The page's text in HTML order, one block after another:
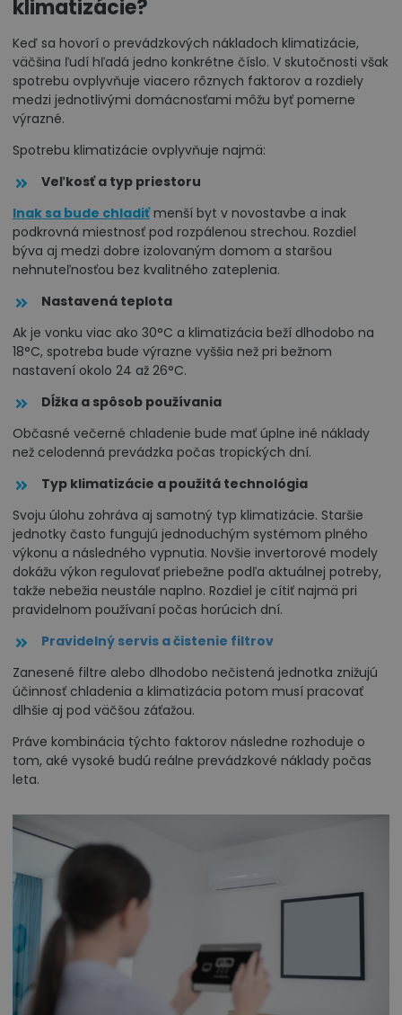
klimatizácie?
Keď sa hovorí o prevádzkových nákladoch klimatizácie,
väčšina ľudí hľadá jedno konkrétne číslo. V skutočnosti však
spotrebu ovplyvňuje viacero rôznych faktorov a rozdiely
medzi jednotlivými domácnosťami môžu byť pomerne
výrazné.
Spotrebu klimatizácie ovplyvňuje najmä:
Veľkosť a typ priestoru
Inak sa bude chladiťmenší byt v novostavbe a inak
podkrovná miestnosť pod rozpálenou strechou. Rozdiel
býva aj medzi dobre izolovaným domom a staršou
nehnuteľnosťou bez kvalitného zateplenia.
Nastavená teplota
Ak je vonku viac ako 30°C a klimatizácia beží dlhodobo na
18°C, spotreba bude výrazne vyššia než pri bežnom
nastavení okolo 24 až 26°C.
Dĺžka a spôsob používania
Občasné večerné chladenie bude mať úplne iné náklady
než celodenná prevádzka počas tropických dní.
Typ klimatizácie a použitá technológia
Svoju úlohu zohráva aj samotný typ klimatizácie. Staršie
jednotky často fungujú jednoduchým systémom plného
výkonu a následného vypnutia. Novšie invertorové modely
dokážu výkon regulovať priebežne podľa aktuálnej potreby,
takže nebežia neustále naplno. Rozdiel je cítiť najmä pri
pravidelnom používaní počas horúcich dní.
Pravidelný servis a čistenie filtrov
Zanesené filtre alebo dlhodobo nečistená jednotka znižujú
účinnosť chladenia a klimatizácia potom musí pracovať
dlhšie aj pod väčšou záťažou.
Práve kombinácia týchto faktorov následne rozhoduje o
tom, aké vysoké budú reálne prevádzkové náklady počas
leta.